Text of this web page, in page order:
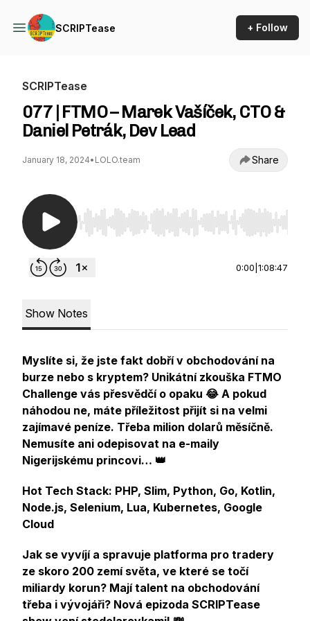
SCRIPTease + Follow
SCRIPTease
077 | FTMO – Marek Vašíček, CTO &
Daniel Petrák, Dev Lead
January 18, 2024• LOLO.team Share
Use Left/Right to seek, Home/End to jump to
0:00 1:08:47
Show Notes
Myslíte si, že jste fakt dobří v obchodování na
burze nebo s kryptem? Unikátní zkouška FTMO
Challenge vás přesvědčí o opaku 😂 A pokud
náhodou ne, máte příležitost přijít si na velmi
zajímavé peníze. Třeba milion dolarů měsíčně.
Nemusíte ani odepisovat na e-maily
Nigerijskému princovi… 👑
Hot Tech Stack: PHP, Slim, Python, Go, Kotlin,
Node.js, Selenium, Lua, Kubernetes, Google
Cloud
Jak se vyvíjí a spravuje platforma pro tradery
ze skoro 200 zemí světa, ve které se točí
miliardy korun? Mají talent na obchodování
třeba i vývojáři? Nová epizoda SCRIPTease